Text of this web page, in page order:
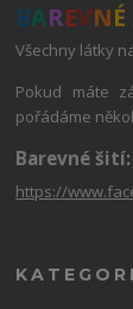
BAREVNÉ
Všechny látky
Pokud máte
pořádáme
Barevné
https://